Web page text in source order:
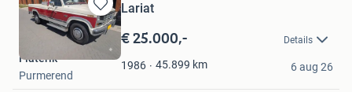
Bewaren
in
Mijn
Favorieten
Lariat
€ 25.000,- Details
1986 45.899 km
Flaterik
Purmerend
6 aug 26